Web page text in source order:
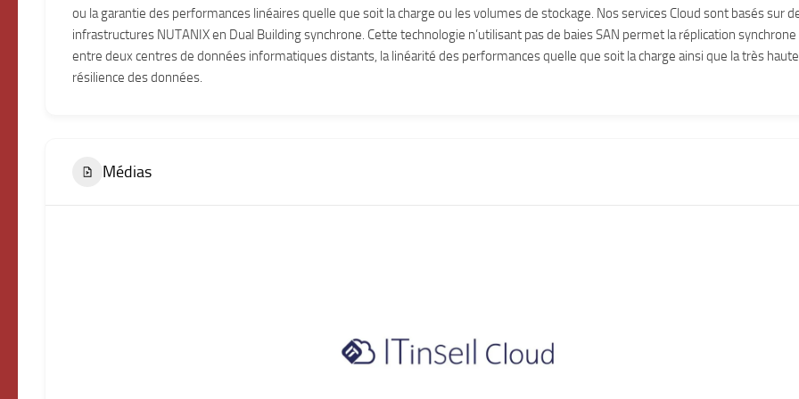
ou la garantie des performances linéaires quelle que soit la charge ou les volumes de stockage. Nos services Cloud sont basés sur
infrastructures NUTANIX en Dual Building synchrone. Cette technologie n’utilisant pas de baies SAN permet la réplication synchrone
entre deux centres de données informatiques distants, la linéarité des performances quelle que soit la charge ainsi que la très haute
résilience des données.
Médias